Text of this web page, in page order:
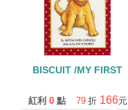
BISCUIT /MY FIRST
紅利 0 點 79 折 166元